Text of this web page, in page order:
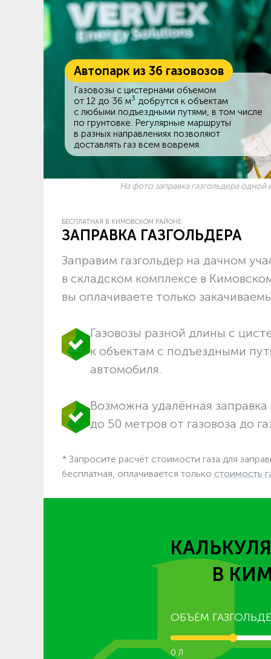
Автопарк из 36 газовозов
Газовозы с цистернами объемом
от 12 до 36 м3 добрутся к объектам
c любыми подъездными путями, в том числе
по грунтовке. Регулярные маршруты
в разных направлениях позволяют
доставлять газ всем вовремя.
На фото заправка газгольдера одной
БЕСПЛАТНАЯ В КИМОВСКОМ РАЙОНЕ
ЗАПРАВКА ГАЗГОЛЬДЕРА
Заправим газгольдер на дачном
в складском комплексе в
вы оплачиваете только
Газовозы разной длины с
к объектам c подъездными
автомобиля.
Возможна удалённая
до 50 метров от газовоза до
* Запросите расчёт стоимости газа для
бесплатная, оплачивается только стоимость
В
ОБЪЁМ
0 Л